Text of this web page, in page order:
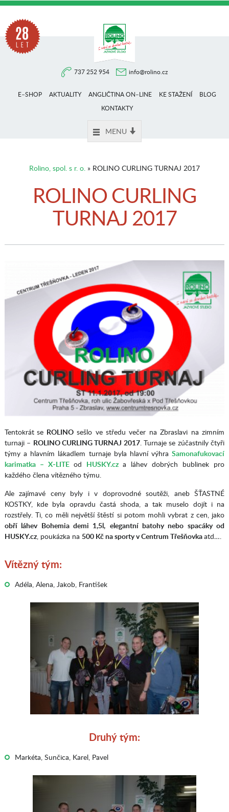
737 252 954 info@rolino.cz
E–SHOP AKTUALITY ANGLIČTINA ON–LINE KE STAŽENÍ
BLOG
KONTAKTY
MENU
Rolino, spol. s r. o. » ROLINO CURLING TURNAJ 2017
ROLINO CURLING
TURNAJ 2017
Tentokrát se ROLINOsešlo ve středu večer na Zbraslavi na zimním
turnaji – ROLINO CURLING TURNAJ 2017. Turnaje se zúčastnily čtyři
týmy a hlavním lákadlem turnaje byla hlavní výhraSamonafukovací
karimatka – X-LITE od HUSKY.cza láhev dobrých bublinek pro
každého člena vítězného týmu.
Ale zajímavé ceny byly i v doprovodné soutěži, aneb ŠŤASTNÉ
KOSTKY, kde byla opravdu častá shoda, a tak muselo dojít i na
rozstřely. Ti, co měli největší štěstí si potom mohli vybrat z cen, jako
obří láhev Bohemia demi 1,5l, elegantní batohy nebo spacáky od
HUSKY.cz, poukázka na 500 Kč na sporty v Centrum Třešňovkaatd….
Vítězný tým:
Adéla, Alena, Jakob, František
Druhý tým:
Markéta, Sunčica, Karel, Pavel